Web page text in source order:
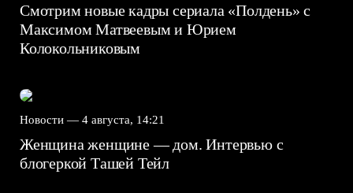
Смотрим новые кадры сериала «Полдень» с
Максимом Матвеевым и Юрием
Колокольниковым
Новости — 4 августа, 14:21
Женщина женщине — дом. Интервью с
блогеркой Ташей Тейл